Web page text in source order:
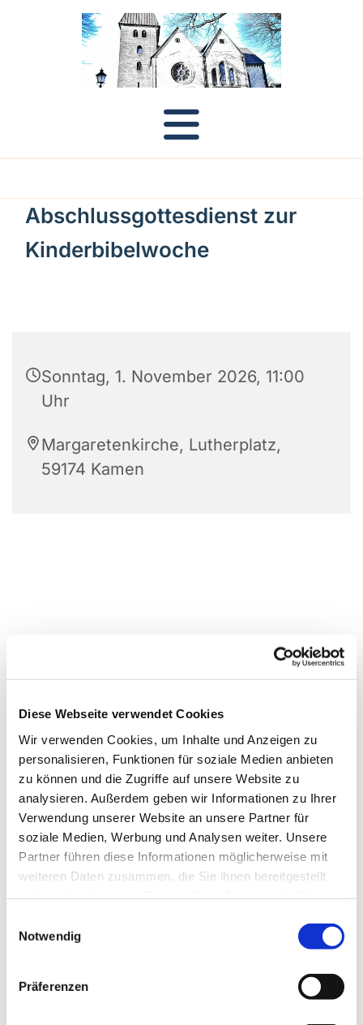
Diese Webseite verwendet Cookies
Wir verwenden Cookies, um Inhalte und Anzeigen zu
personalisieren, Funktionen für soziale Medien anbieten
zu können und die Zugriffe auf unsere Website zu
analysieren. Außerdem geben wir Informationen zu Ihrer
Verwendung unserer Website an unsere Partner für
soziale Medien, Werbung und Analysen weiter. Unsere
Partner führen diese Informationen möglicherweise mit
weiteren Daten zusammen, die Sie ihnen bereitgestellt
Notwendig
Präferenzen
Abschlussgottesdienst zur
Kinderbibelwoche
Sonntag, 1. November 2026, 11:00
Uhr
Margaretenkirche, Lutherplatz,
59174 Kamen
Dies könnte Sie auch
interessieren